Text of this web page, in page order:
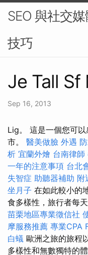
SEO 與社交
技巧
Je Tall
Sep 16, 2013
Lig。 這是一個您可
市。 醫美做臉 外遇
析 宜蘭外燴 台南律師
一年的注意事項 台北
失智症 助聽器補助 附
坐月子 在如此較小的
食多樣性，旅行者每
苗栗地區專業徵信社
摩服務推薦 專業CPA
白蟻 歐洲之旅的旅程
多樣性和無數獨特的